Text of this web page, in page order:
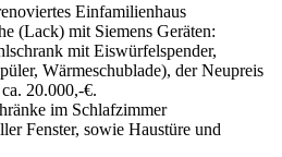
Einfamilienhaus
(Lack) mit Siemens Geräten:
mit Eiswürfelspender,
Wärmeschublade), der Neupreis
20.000,-€.
im Schlafzimmer
Fenster, sowie Haustüre und